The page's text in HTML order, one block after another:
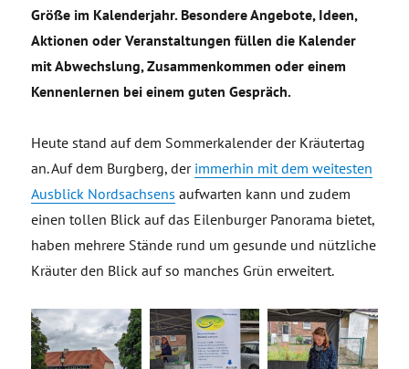
Größe im Kalenderjahr. Besondere Angebote, Ideen,
Aktionen oder Veranstaltungen füllen die Kalender
mit Abwechslung, Zusammenkommen oder einem
Kennenlernen bei einem guten Gespräch.
Heute stand auf dem Sommerkalender der Kräutertag
an. Auf dem Burgberg, der immerhin mit dem weitesten
Ausblick Nordsachsens aufwarten kann und zudem
einen tollen Blick auf das Eilenburger Panorama bietet,
haben mehrere Stände rund um gesunde und nützliche
Kräuter den Blick auf so manches Grün erweitert.